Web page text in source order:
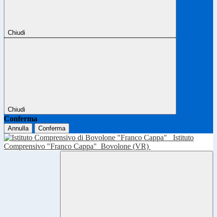
Chiudi
Chiudi
Conferma
Annulla Conferma
Istituto
Comprensivo "Franco Cappa" Bovolone (VR)